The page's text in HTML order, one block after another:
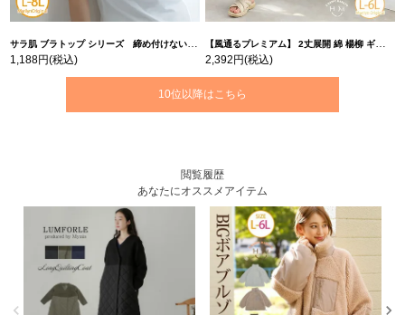
サラ肌 ブラトップ シリーズ 締め付けない リブ タンクトップ | 大きいサイズの通販ならハッピーマリリン
1,188円(税込)
【風通るプレミアム】 2丈展開 綿 楊柳 ギャザー フレア スカンツ 【ウェストゴム】 | 大きいサイズの通販ならハッピーマリリン
2,392円(税込)
10位以降はこちら
閲覧履歴
あなたにオススメアイテム